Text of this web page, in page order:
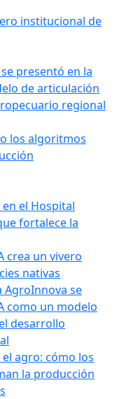
institucional de
presentó en la
de articulación
regional
los algoritmos
el Hospital
fortalece la
crea un vivero
nativas
AgroInnova se
como un modelo
desarrollo
el agro: cómo los
la producción